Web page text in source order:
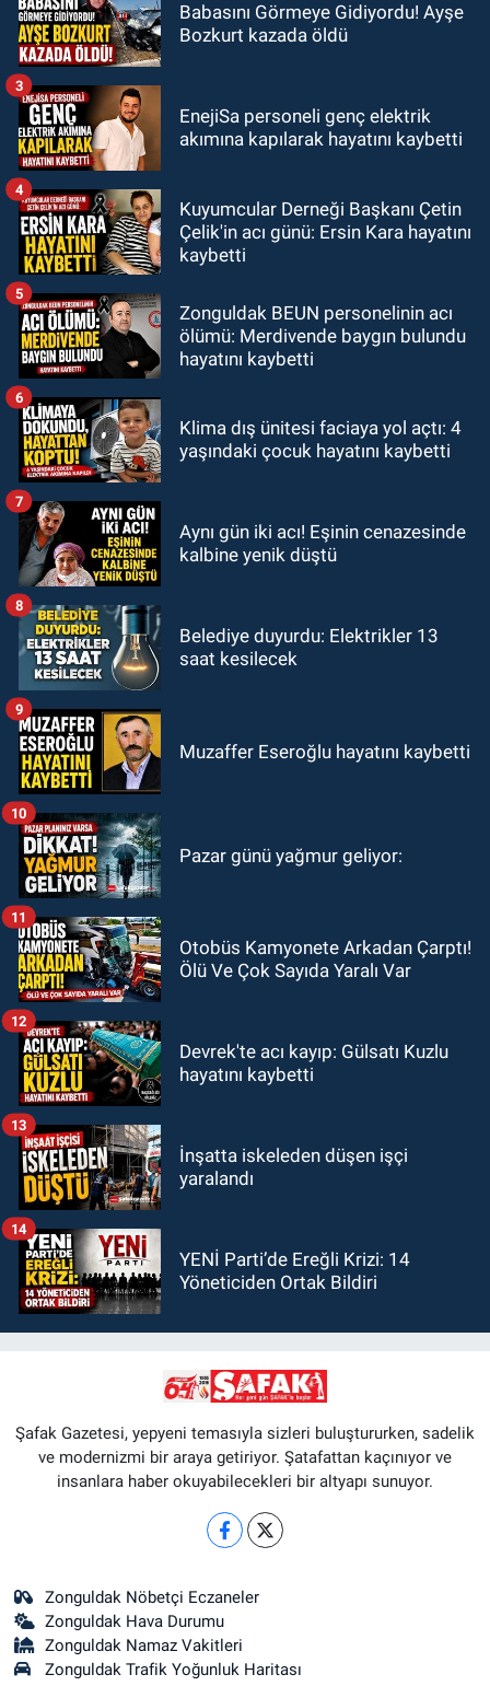
Babasını Görmeye Gidiyordu! Ayşe
Bozkurt kazada öldü
EnejiSa personeli genç elektrik
akımına kapılarak hayatını kaybetti
3
Kuyumcular Derneği Başkanı Çetin
Çelik'in acı günü: Ersin Kara hayatını
kaybetti
4
Zonguldak BEUN personelinin acı
ölümü: Merdivende baygın bulundu
hayatını kaybetti
5
Klima dış ünitesi faciaya yol açtı: 4
yaşındaki çocuk hayatını kaybetti
6
Aynı gün iki acı! Eşinin cenazesinde
kalbine yenik düştü
7
Belediye duyurdu: Elektrikler 13
saat kesilecek
8
Muzaffer Eseroğlu hayatını kaybetti
9
Pazar günü yağmur geliyor:
10
Otobüs Kamyonete Arkadan Çarptı!
Ölü Ve Çok Sayıda Yaralı Var
11
Devrek'te acı kayıp: Gülsatı Kuzlu
hayatını kaybetti
12
İnşatta iskeleden düşen işçi
yaralandı
13
YENİ Parti’de Ereğli Krizi: 14
Yöneticiden Ortak Bildiri
14
Şafak Gazetesi, yepyeni temasıyla sizleri buluştururken, sadelik
ve modernizmi bir araya getiriyor. Şatafattan kaçınıyor ve
insanlara haber okuyabilecekleri bir altyapı sunuyor.
Zonguldak Nöbetçi Eczaneler
Zonguldak Hava Durumu
Zonguldak Namaz Vakitleri
Zonguldak Trafik Yoğunluk Haritası